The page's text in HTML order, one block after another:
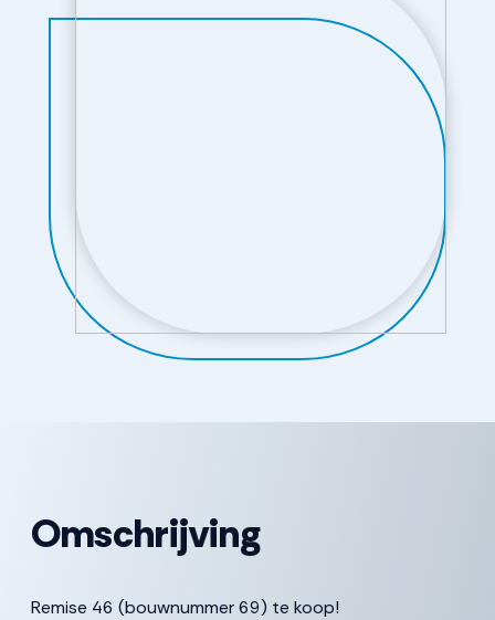
Omschrijving
Remise 46 (bouwnummer 69) te koop!